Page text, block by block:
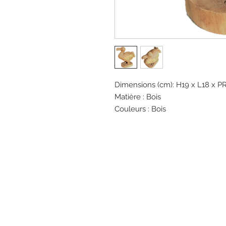
Dimensions (cm): H19 x L18 x
Matière : Bois
Couleurs : Bois